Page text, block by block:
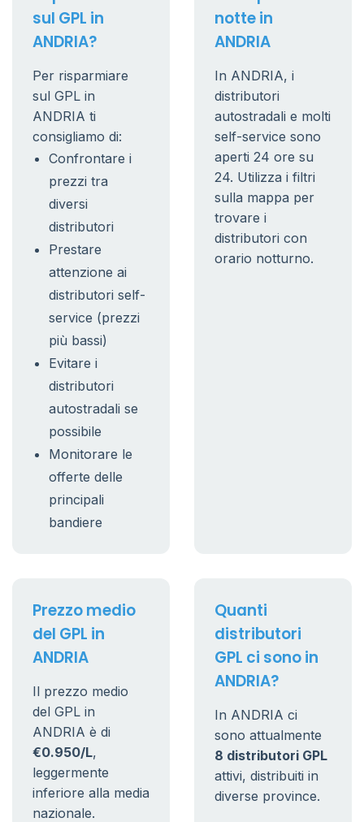
sul GPL in
ANDRIA?
Per risparmiare
sul GPL in
ANDRIA ti
consigliamo di:
Confrontare i
prezzi tra
diversi
distributori
Prestare
attenzione ai
distributori self-
service (prezzi
più bassi)
Evitare i
distributori
autostradali se
possibile
Monitorare le
offerte delle
principali
bandiere
notte in
ANDRIA
In ANDRIA, i
distributori
autostradali e molti
self-service sono
aperti 24 ore su
24. Utilizza i filtri
sulla mappa per
trovare i
distributori con
orario notturno.
Prezzo medio
del GPL in
ANDRIA
Il prezzo medio
del GPL in
ANDRIA è di
€0.950/L,
leggermente
inferiore alla media
nazionale.
Quanti
distributori
GPL ci sono in
ANDRIA?
In ANDRIA ci
sono attualmente
8 distributori GPL
attivi, distribuiti in
diverse province.